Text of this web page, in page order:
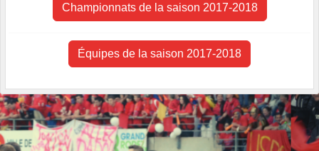
Championnats de la saison 2017-2018
Équipes de la saison 2017-2018